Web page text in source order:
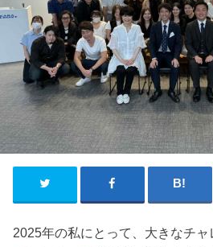
2025年の私にとって、大きなチャ